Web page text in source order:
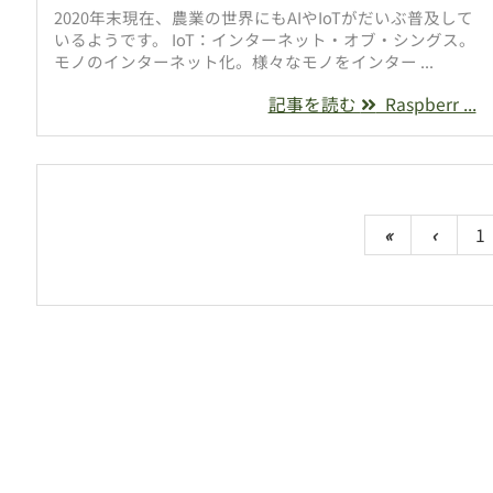
2020年末現在、農業の世界にもAIやIoTがだいぶ普及して
いるようです。 IoT：インターネット・オブ・シングス。
モノのインターネット化。様々なモノをインター ...
記事を読む Raspberr ...
« ‹ 1